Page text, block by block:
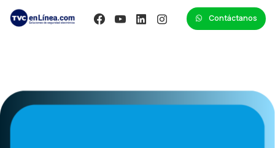
Contáctanos